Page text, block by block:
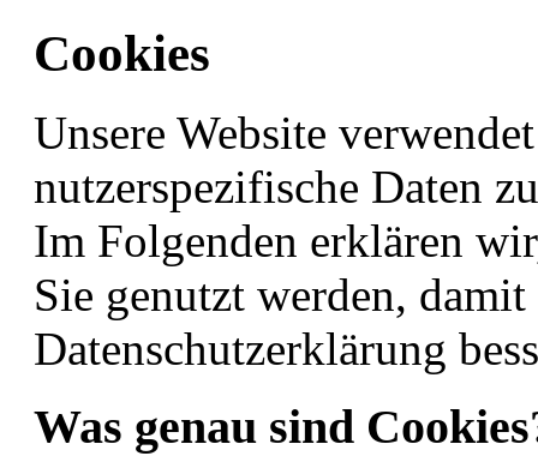
Cookies
Unsere Website
nutzerspezifische Daten
Im Folgenden erklären
Sie genutzt werden,
Datenschutzerklärung
Was genau sind